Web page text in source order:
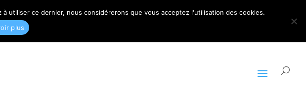
ARTICLES 0
utiliser ce dernier, nous considérerons que vous acceptez l'utilisation des cookies.
plus